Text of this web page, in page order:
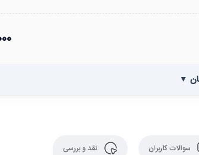
▼
سوالات کاربران نقد و بررسی